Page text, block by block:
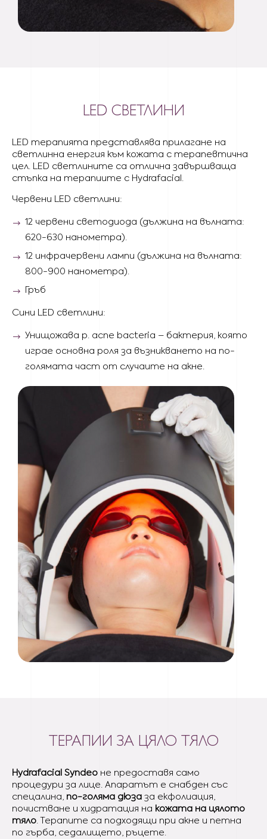
LED СВЕТЛИНИ
LED терапията представлява прилагане на
светлинна енергия към кожата с терапевтична
цел. LED светлините са отлична завършваща
стъпка на терапиите с Hydrafacial.
Червени LED светлини:
12 червени светодиода (дължина на вълната:
620-630 нанометра).
12 инфрачервени лампи (дължина на вълната:
800-900 нанометра).
Гръб
Сини LED светлини:
Унищожава p. acne bacteria – бактерия, която
играе основна роля за възникването на по-
голямата част от случаите на акне.
ТЕРАПИИ ЗА ЦЯЛО ТЯЛО
Hydrafacial Syndeo не предоставя само
процедури за лице. Апаратът е снабден със
спецалина, по-голяма дюза за екфолиация,
почистване и хидратация на кожата на цялото
тяло. Терапите са подходящи при акне и петна
по гърба, седалището, ръцете.